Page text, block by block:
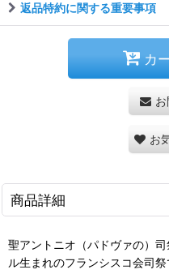
返品特約に関する重要事項
カ
お
商品詳細
聖アントニオ（パドヴァの）
ル生まれのフランシスコ会司